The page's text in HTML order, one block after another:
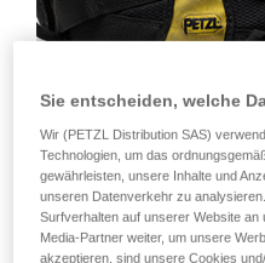
Sie entscheiden, welche
Wir (PETZL Distribution SAS)
Technologien, um das
gewährleisten, unsere Inhalte und
unseren Datenverkehr zu
Surfverhalten auf unserer Website
Media-Partner weiter, um unsere
akzeptieren, sind unsere Cookies